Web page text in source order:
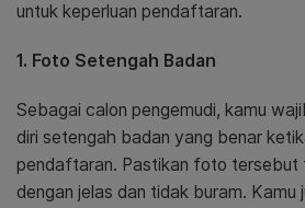
untuk keperluan pendaftaran.
1. Foto Setengah Badan
Sebagai calon pengemudi, kamu
diri setengah badan yang benar
pendaftaran. Pastikan foto tersebut
dengan jelas dan tidak buram. Kamu